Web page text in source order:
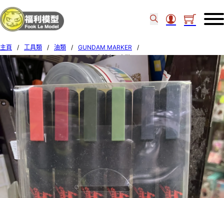
主頁 / 工具類 / 油類 / GUNDAM MARKER
/
GSI GMS-108 GUNDAM MARKER 自護色 6支裝 505634